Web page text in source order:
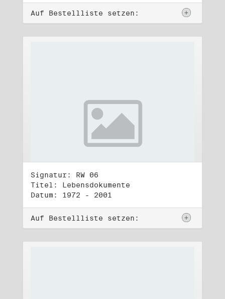
Auf Bestellliste setzen:
Signatur: RW 06
Titel: Lebensdokumente
Datum: 1972 - 2001
Auf Bestellliste setzen: